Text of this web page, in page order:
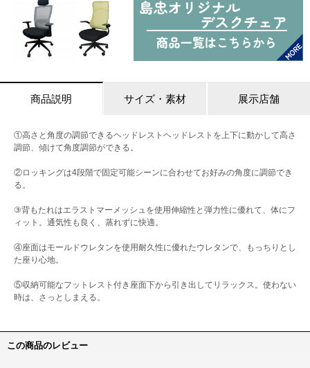
商品説明 サイズ・素材 展示店舗
①高さと角度の調節できるヘッドレストヘッドレストを上下に動かして高さ
調節、傾けて角度調節ができる。
②ロッキングは4段階で固定可能シーンに合わせてお好みの角度に調節でき
る。
③背もたれはエラストマーメッシュを使用伸縮性と弾力性に優れて、体にフ
ィット。通気性も良く、蒸れずに快適。
④座面はモールドウレタンを使用耐久性に優れたウレタンで、もっちりとし
た座り心地。
⑤収納可能なフットレスト付き座面下から引き出してリラックス。使わない
時は、さっとしまえる。
この商品のレビュー